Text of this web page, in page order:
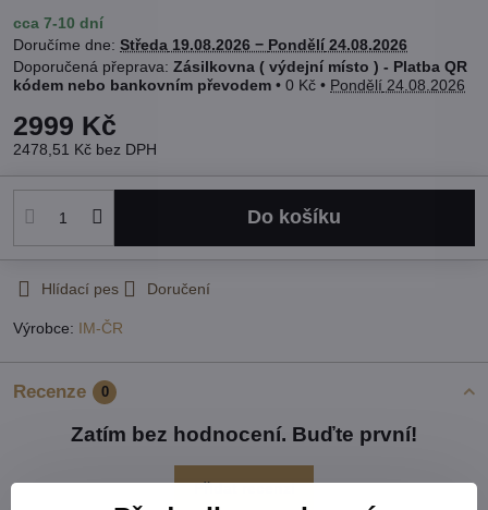
cca 7-10 dní
Doručíme dne: Středa 19.08.2026 − Pondělí 24.08.2026
Zásilkovna ( výdejní místo ) - Platba QR
kódem nebo bankovním převodem • 0 Kč • Pondělí 24.08.2026
2999 Kč
2478,51 Kč bez DPH
Do košíku
Hlídací pes Doručení
Výrobce: IM-ČR
Recenze 0
Zatím bez hodnocení. Buďte první!
Přidat recenzi